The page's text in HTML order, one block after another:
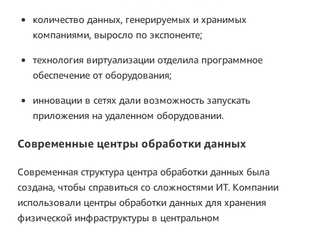
количество данных, генерируемых и хранимых
компаниями, выросло по экспоненте;
технология виртуализации отделила программное
обеспечение от оборудования;
инновации в сетях дали возможность запускать
приложения на удаленном оборудовании.
Современные центры обработки данных
Современная структура центра обработки данных была
создана, чтобы справиться со сложностями ИТ. Компании
использовали центры обработки данных для хранения
физической инфраструктуры в центральном